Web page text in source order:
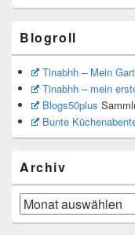
Blogroll
Tinabhh – Mein
Tinabhh – mein
Blogs50plus
Bunte
Archiv
Archiv